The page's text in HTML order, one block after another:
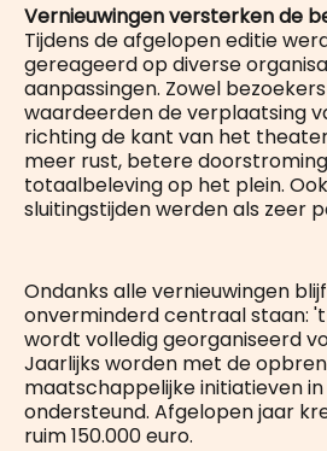
Vernieuwingen versterken de
Tijdens de afgelopen editie
gereageerd op diverse
aanpassingen. Zowel
waardeerden de verplaatsing
richting de kant van het
meer rust, betere
totaalbeleving op het plein.
sluitingstijden werden als zeer
Ondanks alle vernieuwingen
onverminderd centraal staan:
wordt volledig georganiseerd
Jaarlijks worden met de
maatschappelijke initiatieven
ondersteund. Afgelopen jaar
ruim 150.000 euro.